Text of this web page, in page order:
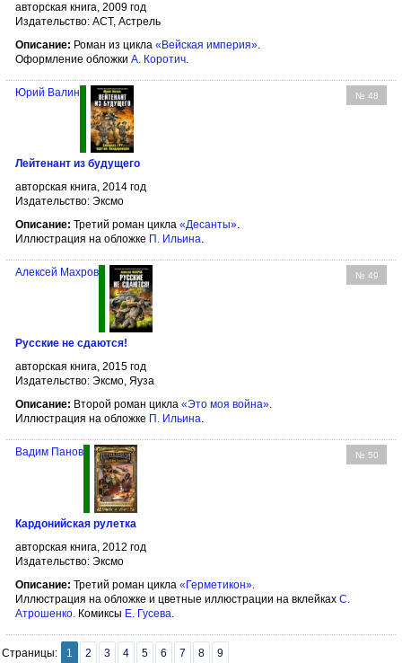
авторская книга, 2009 год
Издательство: АСТ, Астрель
Описание: Роман из цикла «Вейская империя».
Оформление обложки А. Коротич.
№ 48
Юрий Валин
Лейтенант из будущего
авторская книга, 2014 год
Издательство: Эксмо
Описание: Третий роман цикла «Десанты».
Иллюстрация на обложке П. Ильина.
№ 49
Алексей Махров
Русские не сдаются!
авторская книга, 2015 год
Издательство: Эксмо, Яуза
Описание: Второй роман цикла «Это моя война».
Иллюстрация на обложке П. Ильина.
№ 50
Вадим Панов
Кардонийская рулетка
авторская книга, 2012 год
Издательство: Эксмо
Описание: Третий роман цикла «Герметикон»
Иллюстрация на обложке и цветные иллюстрации на вклейках С.
Атрошенко Комиксы Е. Гусева
Страницы: 1 2 3 4 5 6 7 8 9